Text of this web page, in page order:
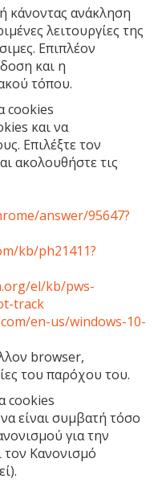
κάνοντας ανάκληση
λειτουργίες της
Επιπλέον
και η
τόπου.
cookies
και να
Επιλέξτε τον
ακολουθήστε τις
answer/95647?
kb/ph21411?
el/kb/pws-
track
en-us/windows-10-
browser,
του παρόχου του.
cookies
είναι συμβατή τόσο
για την
Κανονισμό